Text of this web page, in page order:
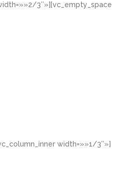
3″»][vc_empty_space
width=»»1/3″»]